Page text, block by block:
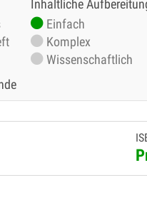
Inhaltliche
Einfach
Komplex
Wissenschaftlich